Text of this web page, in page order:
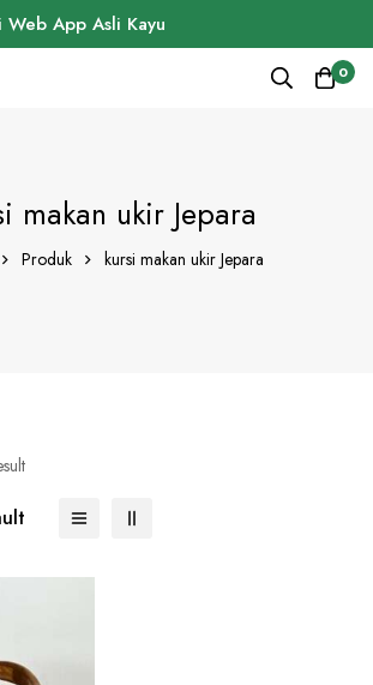
Web App Asli Kayu
0
makan ukir Jepara
Produk kursi makan ukir Jepara